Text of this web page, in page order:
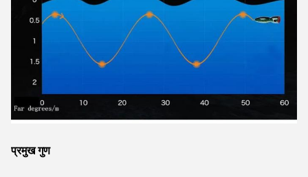
प्रमुख गुण